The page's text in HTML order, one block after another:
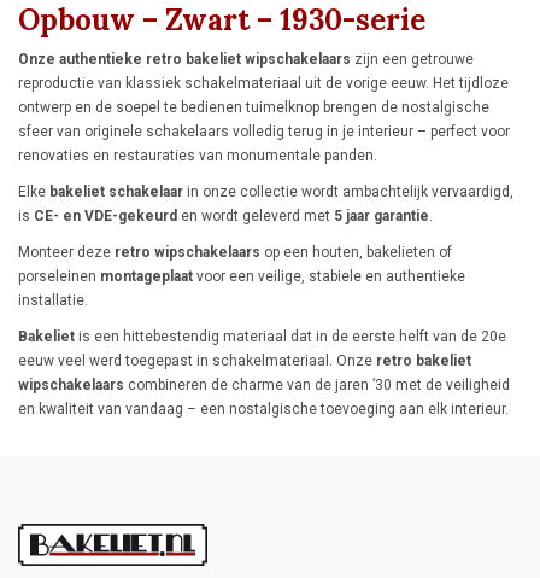
Opbouw – Zwart – 1930-serie
Onze authentieke retro bakeliet wipschakelaars zijn een getrouwe
reproductie van klassiek schakelmateriaal uit de vorige eeuw. Het tijdloze
ontwerp en de soepel te bedienen tuimelknop brengen de nostalgische
sfeer van originele schakelaars volledig terug in je interieur – perfect voor
renovaties en restauraties van monumentale panden.
Elke bakeliet schakelaar in onze collectie wordt ambachtelijk vervaardigd,
is CE- en VDE-gekeurd en wordt geleverd met 5 jaar garantie.
Monteer deze retro wipschakelaars op een houten, bakelieten of
porseleinen montageplaat voor een veilige, stabiele en authentieke
installatie.
Bakeliet is een hittebestendig materiaal dat in de eerste helft van de 20e
eeuw veel werd toegepast in schakelmateriaal. Onze retro bakeliet
wipschakelaars combineren de charme van de jaren ’30 met de veiligheid
en kwaliteit van vandaag – een nostalgische toevoeging aan elk interieur.